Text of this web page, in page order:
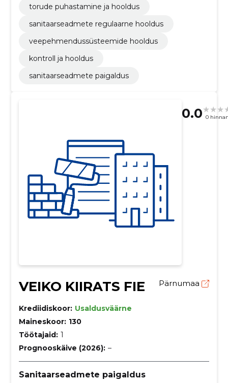
torude puhastamine ja hooldus
sanitaarseadmete regulaarne hooldus
veepehmendussüsteemide hooldus
kontroll ja hooldus
sanitaarseadmete paigaldus
0.0 0
VEIKO KIIRATS FIE Pärnumaa
Krediidiskoor: Usaldusväärne
Maineskoor: 130
Töötajaid: 1
Prognooskäive (2026): –
Sanitaarseadmete paigaldus